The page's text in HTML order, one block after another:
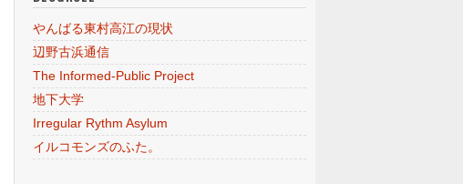
やんばる東村高江の現状
辺野古浜通信
The Informed-Public Project
地下大学
Irregular Rythm Asylum
イルコモンズのふた。